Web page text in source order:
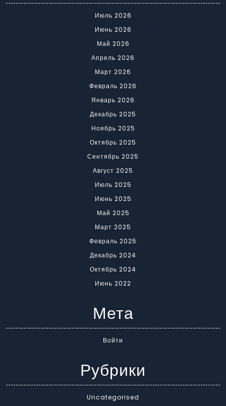
Июль 2026
Июнь 2026
Май 2026
Апрель 2026
Март 2026
Февраль 2026
Январь 2026
Декабрь 2025
Ноябрь 2025
Октябрь 2025
Сентябрь 2025
Август 2025
Июль 2025
Июнь 2025
Май 2025
Март 2025
Февраль 2025
Декабрь 2024
Октябрь 2024
Июнь 2022
Мета
Войти
Рубрики
Uncategorised